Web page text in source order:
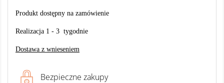
Produkt dostępny na zamówienie
Realizacja 1 - 3 tygodnie
Dostawa z wnieseniem
Bezpieczne zakupy